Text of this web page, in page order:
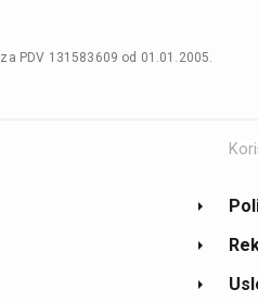
PDV 131583609 od 01.01.2005.